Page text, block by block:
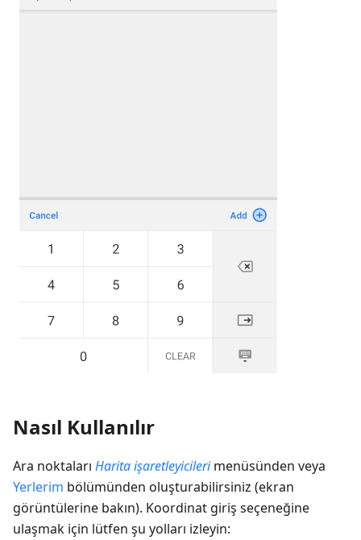
Nasıl Kullanılır
Ara noktaları Harita işaretleyicilerimenüsünden veya
Yerlerim bölümünden oluşturabilirsiniz (ekran
görüntülerine bakın). Koordinat giriş seçeneğine
ulaşmak için lütfen şu yolları izleyin: